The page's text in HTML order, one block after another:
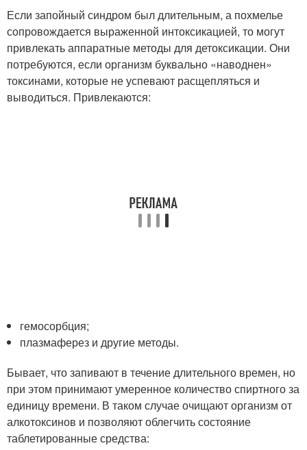
Если запойный синдром был длительным, а похмелье
сопровождается выраженной интоксикацией, то могут
привлекать аппаратные методы для детоксикации. Они
потребуются, если организм буквально «наводнен»
токсинами, которые не успевают расщепляться и
выводиться. Привлекаются:
гемосорбция;
плазмаферез и другие методы.
Бывает, что запивают в течение длительного времен, но
при этом принимают умеренное количество спиртного за
единицу времени. В таком случае очищают организм от
алкотоксинов и позволяют облегчить состояние
таблетированные средства: